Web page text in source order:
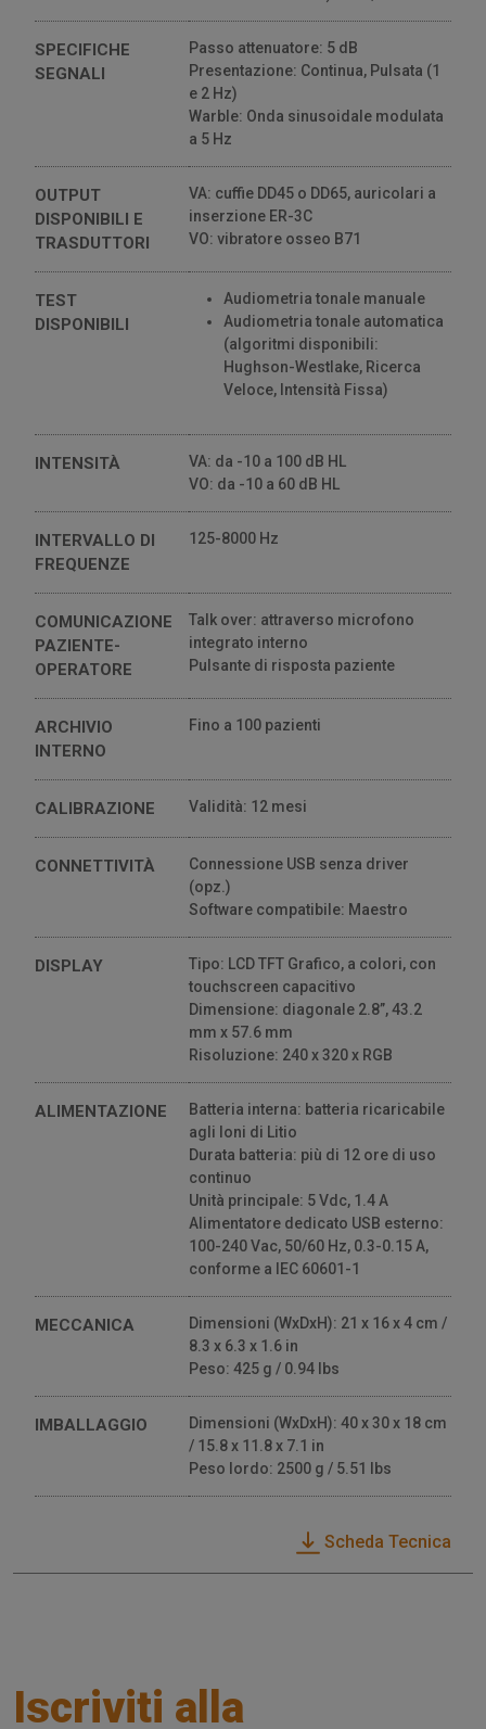
SPECIFICHE
SEGNALI
Passo attenuatore: 5 dB
Presentazione: Continua, Pulsata (1
e 2 Hz)
Warble: Onda sinusoidale modulata
a 5 Hz
OUTPUT
DISPONIBILI E
TRASDUTTORI
VA: cuffie DD45 o DD65, auricolari a
inserzione ER-3C
VO: vibratore osseo B71
TEST
DISPONIBILI
Audiometria tonale manuale
Audiometria tonale automatica
(algoritmi disponibili:
Hughson-Westlake, Ricerca
Veloce, Intensità Fissa)
INTENSITÀ
VA: da -10 a 100 dB HL
VO: da -10 a 60 dB HL
INTERVALLO DI
FREQUENZE
125-8000 Hz
COMUNICAZIONE
PAZIENTE-
OPERATORE
Talk over: attraverso microfono
integrato interno
Pulsante di risposta paziente
ARCHIVIO
INTERNO
Fino a 100 pazienti
CALIBRAZIONE Validità: 12 mesi
CONNETTIVITÀ
Connessione USB senza driver
(opz.)
Software compatibile: Maestro
DISPLAY
Tipo: LCD TFT Grafico, a colori, con
touchscreen capacitivo
Dimensione: diagonale 2.8”, 43.2
mm x 57.6 mm
Risoluzione: 240 x 320 x RGB
ALIMENTAZIONE
Batteria interna: batteria ricaricabile
agli Ioni di Litio
Durata batteria: più di 12 ore di uso
continuo
Unità principale: 5 Vdc, 1.4 A
Alimentatore dedicato USB esterno:
100-240 Vac, 50/60 Hz, 0.3-0.15 A,
conforme a IEC 60601-1
MECCANICA
Dimensioni (WxDxH): 21 x 16 x 4 cm /
8.3 x 6.3 x 1.6 in
Peso: 425 g / 0.94 lbs
IMBALLAGGIO
Dimensioni (WxDxH): 40 x 30 x 18 cm
/ 15.8 x 11.8 x 7.1 in
Peso lordo: 2500 g / 5.51 lbs
Scheda Tecnica
Iscriviti alla